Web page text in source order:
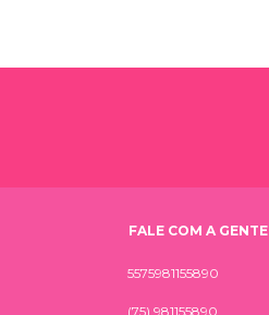
FALE COM A GENTE
5575981155890
(75) 981155890